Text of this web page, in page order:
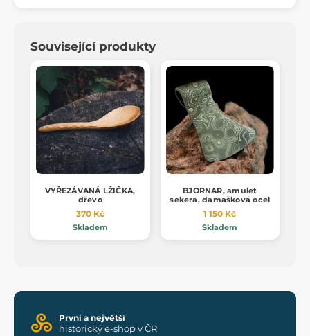
Související produkty
VYŘEZÁVANÁ LŽIČKA,
dřevo
370 Kč
Skladem
BJORNAR, amulet
sekera, damašková ocel
1 150 Kč
Skladem
První a největší
historický e-shop v ČR